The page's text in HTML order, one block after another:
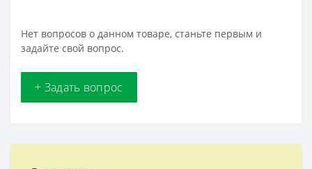
Нет вопросов о данном товаре, станьте первым и
задайте свой вопрос.
+ Задать вопрос